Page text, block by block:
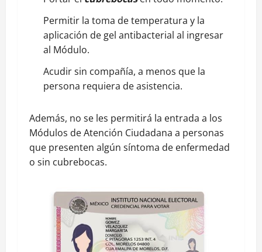
Permitir la toma de temperatura y la
aplicación de gel antibacterial al ingresar
al Módulo.
Acudir sin compañía, a menos que la
persona requiera de asistencia.
Además, no se les permitirá la entrada a los
Módulos de Atención Ciudadana a personas
que presenten algún síntoma de enfermedad
o sin cubrebocas.